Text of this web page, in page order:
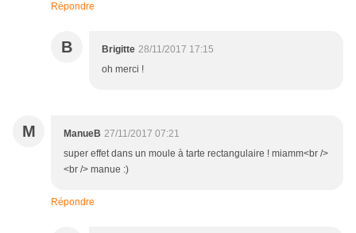
Répondre
B Brigitte 28/11/2017 17:15
oh merci !
M ManueB 27/11/2017 07:21
super effet dans un moule à tarte rectangulaire ! miamm<br />
<br /> manue :)
Répondre